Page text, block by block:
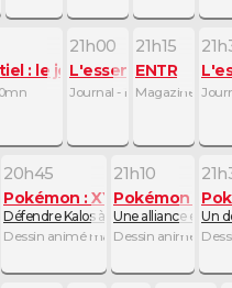
: le journal
21h00
L'essentiel : le
Journal - 15mn
21h15
ENTR
Magazine de
! !
- 20mn
20h45
Pokémon : XY
Défendre Kalos à tout prix !
Dessin animé manga - 25mn
21h10
Pokémon : XY
Une alliance encore
Dessin animé
Un